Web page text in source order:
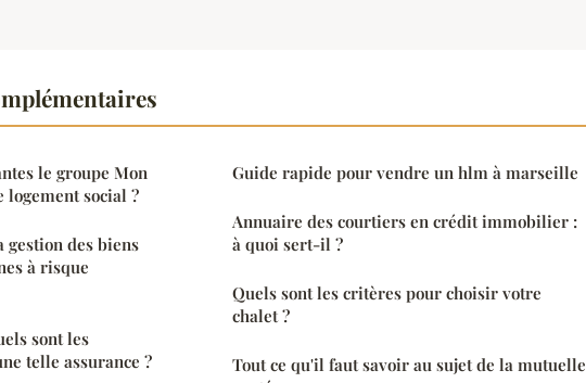
le groupe Mon
social ?
gestion des biens
à risque
sont les
telle assurance ?
Guide rapide pour vendre un hlm à marseille
Annuaire des courtiers en crédit immobilier :
à quoi sert-il ?
Quels sont les critères pour choisir votre
chalet ?
Tout ce qu'il faut savoir au sujet de la mutuelle